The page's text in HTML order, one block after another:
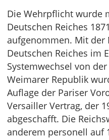
Die Wehrpflicht wurde
Deutschen Reiches
aufgenommen. Mit der
Deutschen Reiches im
Systemwechsel von
Weimarer Republik
Auflage der Pariser
Versailler Vertrag, der
abgeschafft. Die
anderem personell auf